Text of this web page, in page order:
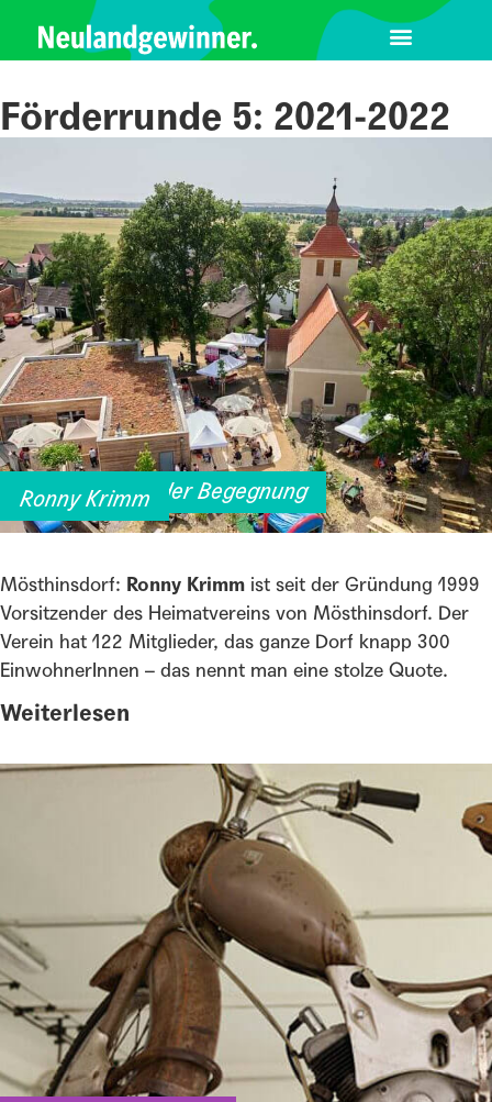
Förderrunde 5: 2021-2022
Ronny Krimm
Offenes Haus der Begegnung
Mösthinsdorf: Ronny Krimm ist seit der Gründung 1999
Vorsitzender des Heimatvereins von Mösthinsdorf. Der
Verein hat 122 Mitglieder, das ganze Dorf knapp 300
EinwohnerInnen – das nennt man eine stolze Quote.
Weiterlesen